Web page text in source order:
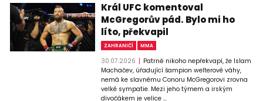
Král UFC komentoval
McGregorův pád. Bylo mi ho
líto, překvapil
ZAHRANIČÍ MMA
30.07.2026
Patrně nikoho nepřekvapí, že Islam
Machačev, úřadující šampion welterové váhy,
nemá ke slavnému Conoru McGregorovi zrovna
velké sympatie. Mezi jeho týmem a irským
divočákem je velice ...